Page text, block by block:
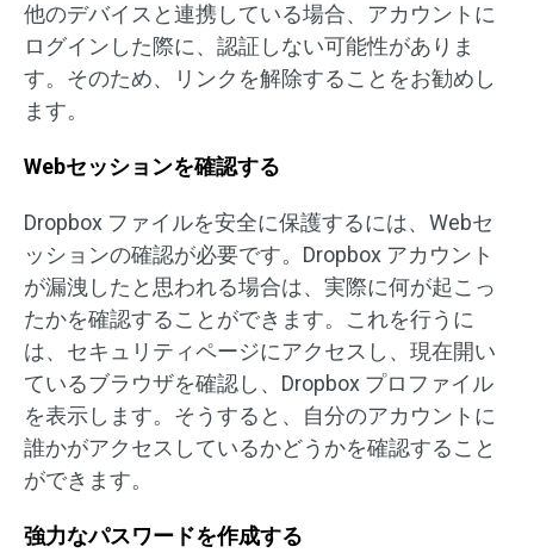
他のデバイスと連携している場合、アカウントに
ログインした際に、認証しない可能性がありま
す。そのため、リンクを解除することをお勧めし
ます。
Webセッションを確認する
Dropbox ファイルを安全に保護するには、Webセ
ッションの確認が必要です。Dropbox アカウント
が漏洩したと思われる場合は、実際に何が起こっ
たかを確認することができます。これを行うに
は、セキュリティページにアクセスし、現在開い
ているブラウザを確認し、Dropbox プロファイル
を表示します。そうすると、自分のアカウントに
誰かがアクセスしているかどうかを確認すること
ができます。
強力なパスワードを作成する